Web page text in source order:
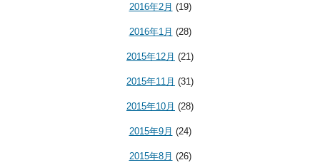
2016年2月 (19)
2016年1月 (28)
2015年12月 (21)
2015年11月 (31)
2015年10月 (28)
2015年9月 (24)
2015年8月 (26)